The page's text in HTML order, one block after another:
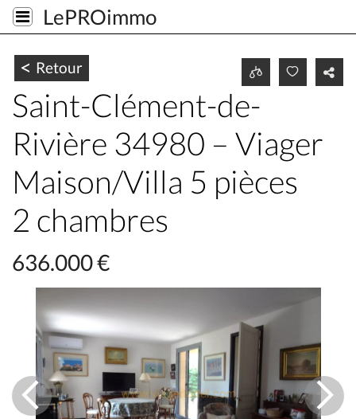
LePROimmo
< Retour
Saint-Clément-de-
Rivière 34980 – Viager
Maison/Villa 5 pièces
2 chambres
636.000 €